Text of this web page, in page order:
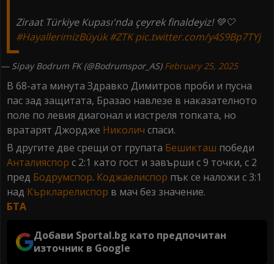
Ziraat Türkiye Kupası'nda çeyrek finaldeyiz! 💚🤍
#HayallerimizBüyük #ZTK pic.twitter.com/y4S9Bp7TYj
— Sipay Bodrum FK (@Bodrumspor_AS) February 25, 2025
В 68-ата минута Здравко Димитров проби и пусна
пас зад защитата, Бразао навлезе в наказателното
поле по левия диагонал и изстреля топката, но
вратарят Джордже Николич спаси.
В другите две срещи от групата Бешикташ победи
Анталияспор с 2:1 като гост и завърши с 9 точки, с 2
пред Бодрумспор. Коджаелиспор пък се наложи с 3:1
над Къркларелиспор в мач без значение.
БТА
Добави Sportal.bg като предпочитан
източник в Google